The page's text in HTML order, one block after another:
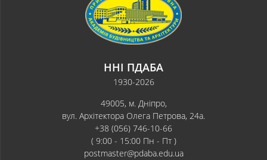
ННІ ПДАБА
1930-2026
49005, м. Дніпро,
вул. Архітектора Олега Петрова, 24а.
+38 (056) 746-10-66
( 9:00 - 15:00 Пн - Пт )
postmaster@pdaba.edu.ua